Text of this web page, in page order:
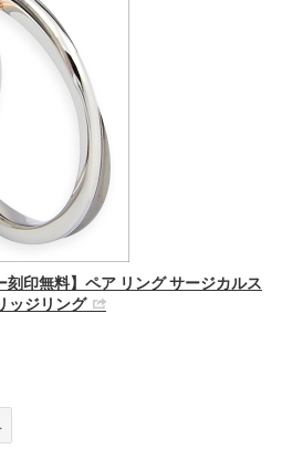
印無料】ペア リング サージカルス
ッジリング